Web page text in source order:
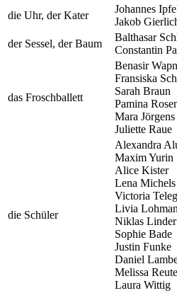
die Uhr, der Kater
Johannes
Jakob
der Sessel, der Baum
Balthasar
Constantin
das Froschballett
Benasir
Fransiska
Sarah Braun
Pamina
Mara Jörgens
Juliette Raue
die Schüler
Alexandra
Maxim Yurin
Alice Kister
Lena Michels
Victoria
Livia
Niklas Linder
Sophie Bade
Justin Funke
Daniel
Melissa
Laura Wittig